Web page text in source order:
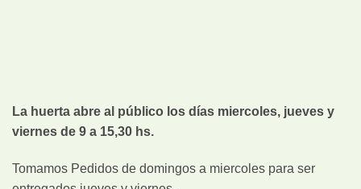
La huerta abre al público los días miercoles, jueves y
viernes de 9 a 15,30 hs.
Tomamos Pedidos de domingos a miercoles para ser